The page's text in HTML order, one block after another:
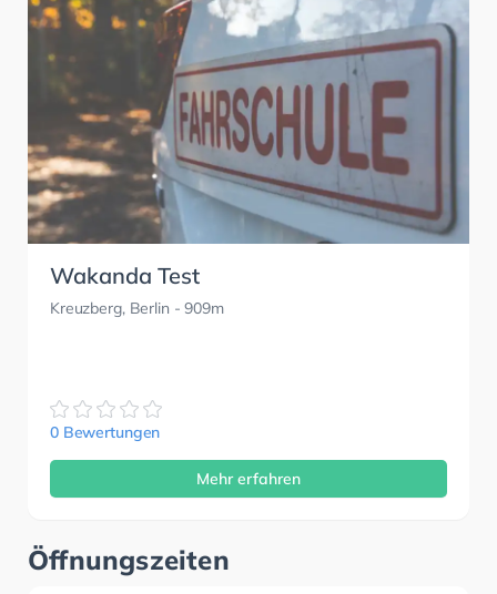
Wakanda Test
Kreuzberg, Berlin - 909m
0 Bewertungen
Mehr erfahren
Öffnungszeiten